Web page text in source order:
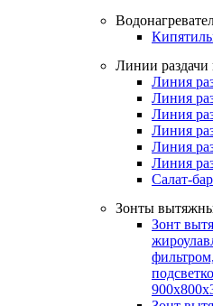
Линии раздачи
Линия
Линия
Линия
Линия
Линия
Линия
Салат-
Зонты
Зонт